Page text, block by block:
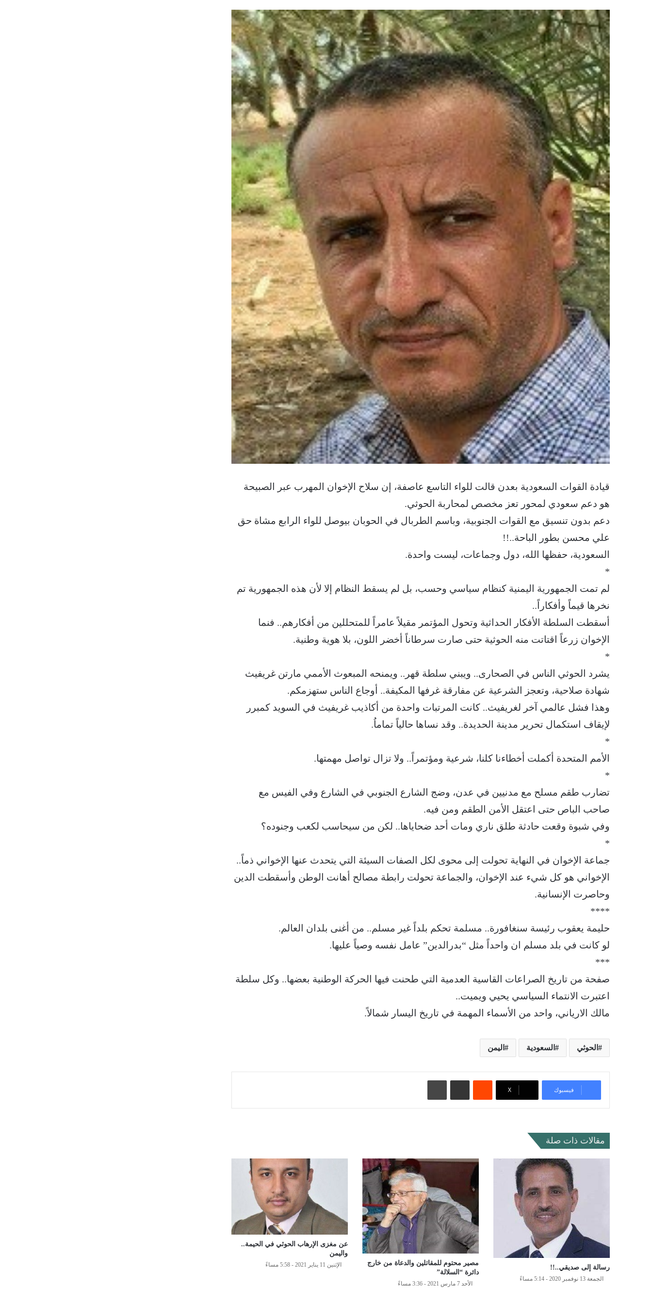
قيادة القوات السعودية بعدن قالت للواء التاسع عاصفة، إن سلاح الإخوان المهرب عبر الصبيحة
هو دعم سعودي لمحور تعز مخصص لمحاربة الحوثي.
‏دعم بدون تنسيق مع القوات الجنوبية، وباسم الطربال في الحوبان بيوصل للواء الرابع مشاة حق
علي محسن بطور الباحة..!!
‏السعودية، حفظها الله، دول وجماعات، ليست واحدة.
*
لم تمت الجمهورية اليمنية كنظام سياسي وحسب، بل لم يسقط النظام إلا لأن هذه الجمهورية تم
نخرها قيماً وأفكاراً..
أسقطت السلطة الأفكار الحداثية وتحول المؤتمر مقيلاً عامراً للمتحللين من أفكارهم.. فنما
الإخوان زرعاً اقتاتت منه الحوثية حتى صارت سرطاناً أخضر اللون، بلا هوية وطنية.
*
يشرد الحوثي الناس في الصحارى.. ويبني سلطة قهر.. ويمنحه المبعوث الأممي مارتن غريفيث
شهادة صلاحية، وتعجز الشرعية عن مفارقة غرفها المكيفة.. أوجاع الناس ستهزمكم.
وهذا فشل عالمي آخر لغريفيث.. كانت المرتبات واحدة من أكاذيب غريفيث في السويد كمبرر
لإيقاف استكمال تحرير مدينة الحديدة.. وقد نساها حالياً تماماُ.
*
الأمم المتحدة أكملت أخطاءنا كلنا، شرعية ومؤتمراً.. ولا تزال تواصل مهمتها.
*
تضارب طقم مسلح مع مدنيين في عدن، وضج الشارع الجنوبي في الشارع وفي الفيس مع
صاحب الباص حتى اعتقل الأمن الطقم ومن فيه.
وفي شبوة وقعت حادثة طلق ناري ومات أحد ضحاياها.. لكن من سيحاسب لكعب وجنوده؟
*
جماعة الإخوان في النهاية تحولت إلى محوى لكل الصفات السيئة التي يتحدث عنها الإخواني ذماً..
الإخواني هو كل شيء عند الإخوان، والجماعة تحولت رابطة مصالح أهانت الوطن وأسقطت الدين
وحاصرت الإنسانية.
****
حليمة يعقوب رئيسة سنغافورة.. مسلمة تحكم بلداً غير مسلم.. من أغنى بلدان العالم.
لو كانت في بلد مسلم ان واحداً مثل “بدرالدين” عامل نفسه وصياً عليها.
***
صفحة من تاريخ الصراعات القاسية العدمية التي طحنت فيها الحركة الوطنية بعضها.. وكل سلطة
اعتبرت الانتماء السياسي يحيي ويميت..
مالك الارياني، واحد من الأسماء المهمة في تاريخ اليسار شمالاً.
الحوثي السعودية اليمن
فيسبوك ‫X
مقالات ذات صلة
رسالة إلى صديقي..!!
الجمعة 13 نوفمبر 2020 - 5:14 مساءً
مصير محتوم للمقاتلين والدعاة من خارج
دائرة “السلالة”
الأحد 7 مارس 2021 - 3:36 مساءً
عن مغزى الإرهاب الحوثي في الحيمة..
واليمن
الإثنين 11 يناير 2021 - 5:58 مساءً